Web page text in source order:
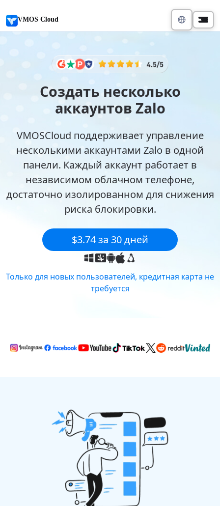
VMOS Cloud
Создать несколько
аккаунтов Zalo
VMOSCloud поддерживает управление
несколькими аккаунтами Zalo в одной
панели. Каждый аккаунт работает в
независимом облачном телефоне,
достаточно изолированном для снижения
риска блокировки.
$3.74 за 30 дней
Только для новых пользователей, кредитная карта не
требуется